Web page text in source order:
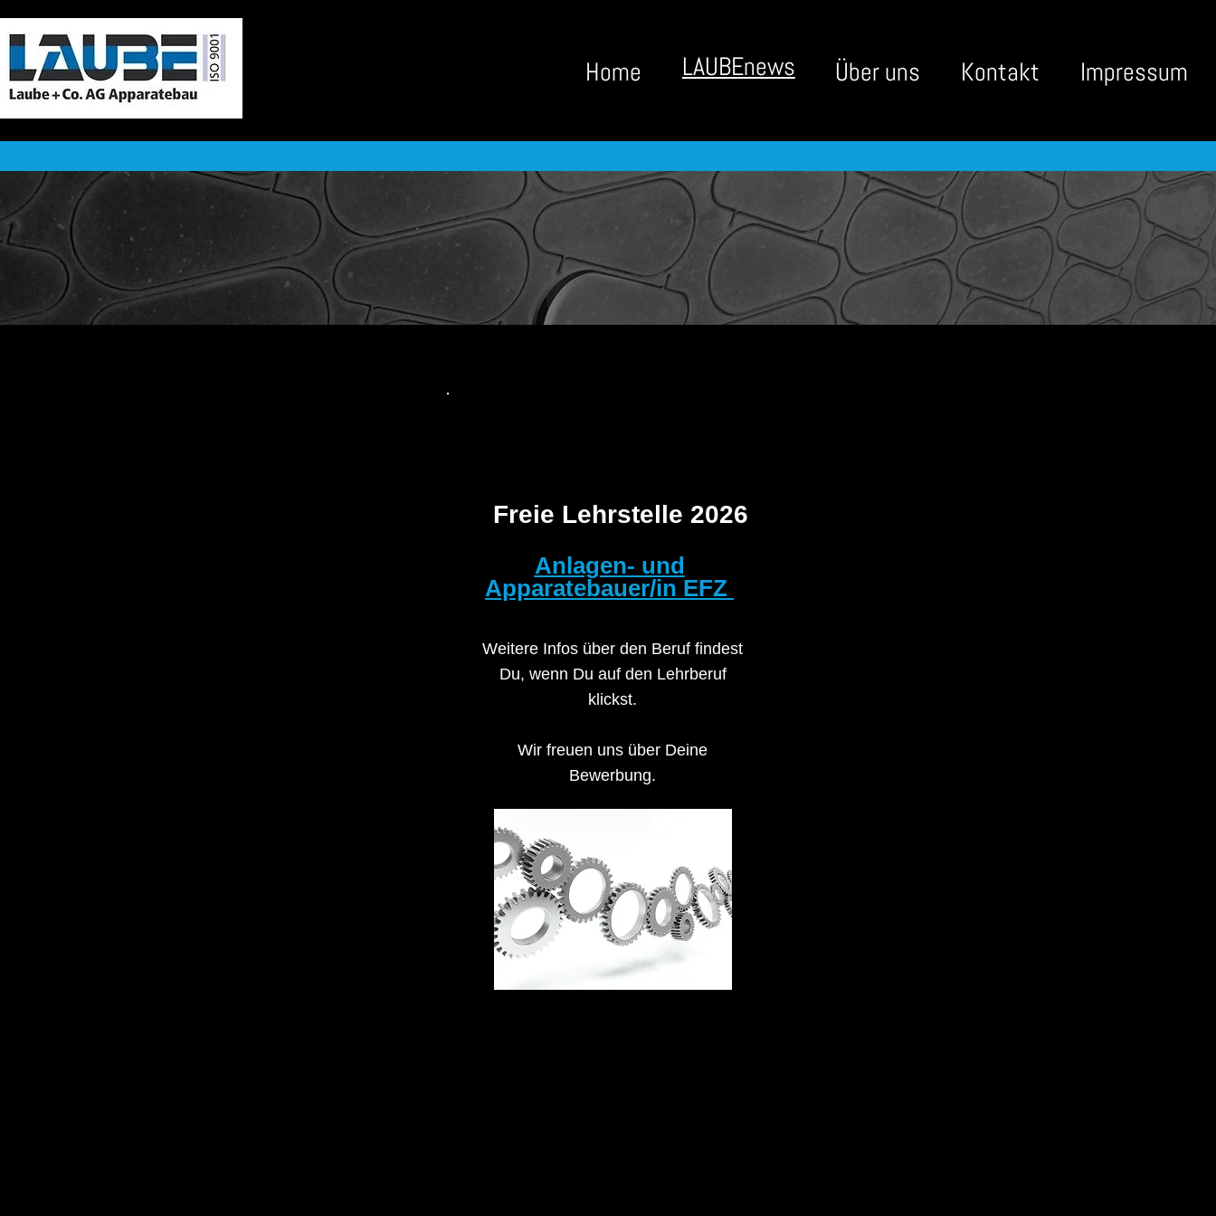
Home LAUBEnews Über uns Kontakt Impressum
Freie Lehrstelle 2026
Anlagen- und
Apparatebauer/in EFZ
Weitere Infos über den Beruf findest
Du, wenn Du auf den Lehrberuf
klickst.
Wir freuen uns über Deine
Bewerbung.